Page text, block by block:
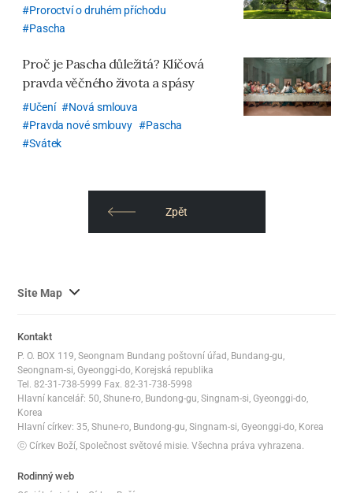
Proroctví o druhém příchodu
Pascha
Proč je Pascha důležitá? Klíčová
pravda věčného života a spásy
Učení
Nová smlouva
Pravda nové smlouvy
Pascha
Svátek
Zpět
Site Map 사
전
체
보
기
Kontakt
P. O. BOX 119, Seongnam Bundang poštovní úřad, Bundang-gu,
Seongnam-si, Gyeonggi-do, Korejská republika
Tel. 82-31-738-5999 Fax. 82-31-738-5998
Hlavní kancelář: 50, Shune-ro, Bundong-gu, Singnam-si, Gyeonggi-do,
Korea
Hlavní církev: 35, Shune-ro, Bundong-gu, Singnam-si, Gyeonggi-do, Korea
ⓒ Církev Boží, Společnost světové misie. Všechna práva vyhrazena.
Rodinný web